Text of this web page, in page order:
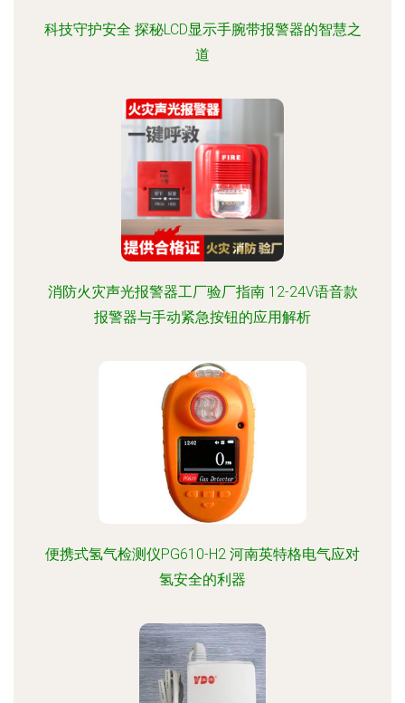
科技守护安全 探秘LCD显示手腕带报警器的智慧之
道
消防火灾声光报警器工厂验厂指南 12-24V语音款
报警器与手动紧急按钮的应用解析
便携式氢气检测仪PG610-H2 河南英特格电气应对
氢安全的利器